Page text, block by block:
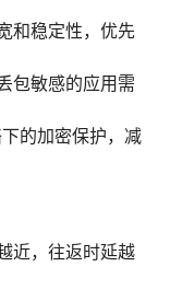
和稳定性，优先
包敏感的应用需
的加密保护，减
近，往返时延越